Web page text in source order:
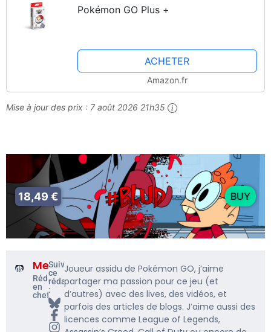
Pokémon GO Plus +
ACHETER
Amazon.fr
Mise à jour des prix : 7 août 2026 21h35
18,49 € BUY
Me5rine_
Rédacteur
en
chef
Suivre
ce
rédacteur
:
Joueur assidu de Pokémon GO, j’aime
partager ma passion pour ce jeu (et
d’autres) avec des lives, des vidéos, et
parfois des articles de blogs. J’aime aussi des
licences comme League of Legends,